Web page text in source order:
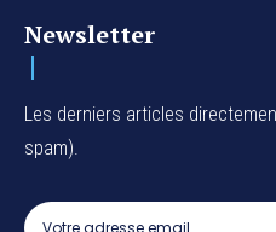
Newsletter
Les derniers articles
spam).